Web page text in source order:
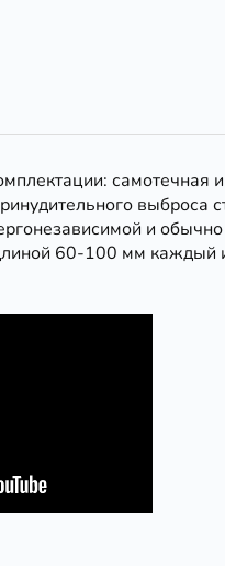
самотечная
выброса
и
60-100 мм каждый